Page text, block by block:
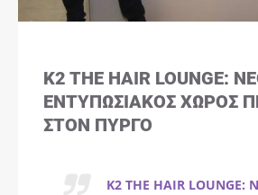
K2 THE HAIR LOUNGE:
ΕΝΤΥΠΩΣΙΑΚΌΣ ΧΏΡΟΣ
ΣΤΟΝ ΠΎΡΓΟ
K2 THE HAIR LOUNGE: